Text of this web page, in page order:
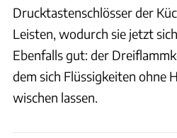
Drucktastenschlösser der
Leisten, wodurch sie jetzt
Ebenfalls gut: der
dem sich Flüssigkeiten ohne
wischen lassen.